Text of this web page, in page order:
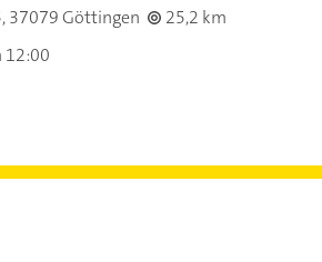
37079 Göttingen
25,2 km
12:00